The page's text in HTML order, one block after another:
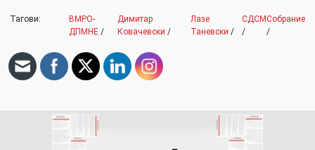
Тагови:
ВМРО-
ДПМНЕ /
Димитар
Ковачевски /
Лазе
Таневски /
СДСМ
/
Собрание
/